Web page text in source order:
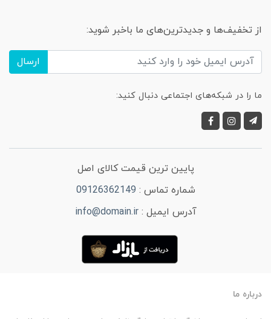
از تخفیف‌ها و جدیدترین‌های ما باخبر شوید:
ارسال
ما را در شبکه‌های اجتماعی دنبال کنید:
پایین ترین قیمت کالای اصل
شماره تماس : 09126362149
آدرس ایمیل :info@domain.ir
درباره ما